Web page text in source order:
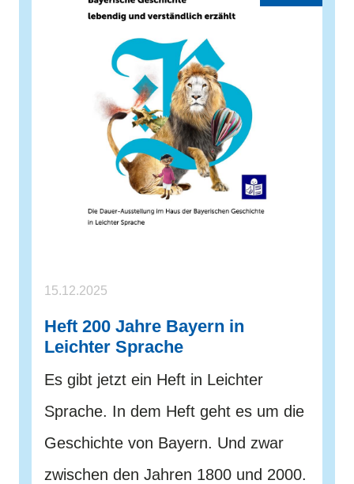
15.12.2025
Heft 200 Jahre Bayern in
Leichter Sprache
Es gibt jetzt ein Heft in Leichter
Sprache. In dem Heft geht es um die
Geschichte von Bayern. Und zwar
zwischen den Jahren 1800 und 2000.